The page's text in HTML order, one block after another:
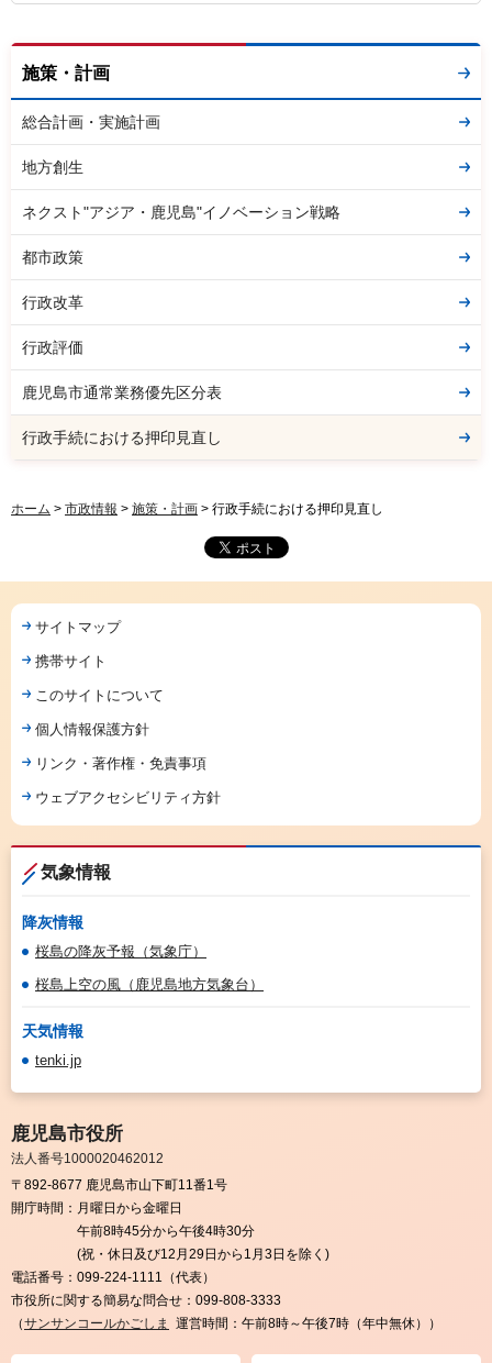
施策・計画
総合計画・実施計画
地方創生
ネクスト"アジア・鹿児島"イノベーション戦略
都市政策
行政改革
行政評価
鹿児島市通常業務優先区分表
行政手続における押印見直し
ホーム > 市政情報 > 施策・計画 > 行政手続における押印見直し
サイトマップ
携帯サイト
このサイトについて
個人情報保護方針
リンク・著作権・免責事項
ウェブアクセシビリティ方針
気象情報
降灰情報
桜島の降灰予報（気象庁）
桜島上空の風（鹿児島地方気象台）
天気情報
tenki.jp
鹿児島市役所
法人番号1000020462012
〒892-8677 鹿児島市山下町11番1号
開庁時間： 月曜日から金曜日
午前8時45分から午後4時30分
(祝・休日及び12月29日から1月3日を除く)
電話番号： 099-224-1111（代表）
市役所に関する簡易な問合せ： 099-808-3333
（サンサンコールかごしま 運営時間：午前8時～午後7時（年中無休））